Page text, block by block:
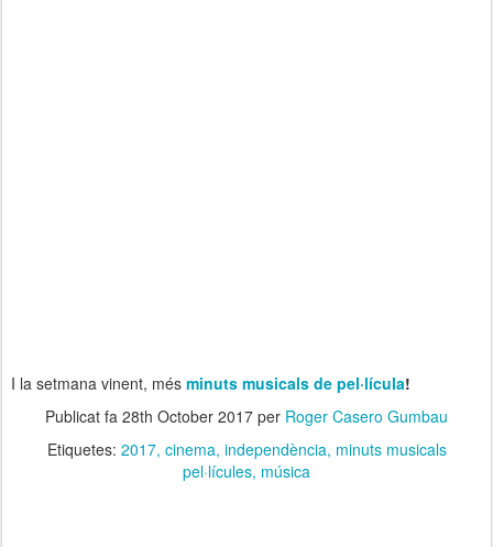
I la setmana vinent, més minuts musicals de pel·lícula!
Publicat fa 28th October 2017 per Roger Casero Gumbau
Etiquetes: 2017 cinema independència minuts musicals
pel·lícules música